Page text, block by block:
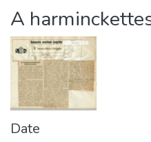
About us
A
Date